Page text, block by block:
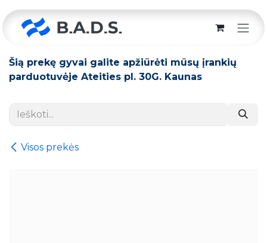
Šią prekę gyvai galite apžiūrėti mūsų įrankių
parduotuvėje Ateities pl. 30G. Kaunas
Visos prekės